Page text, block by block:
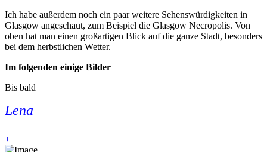
Ich habe außerdem noch ein paar weitere Sehenswürdigkeiten in
Glasgow angeschaut, zum Beispiel die Glasgow Necropolis. Von
oben hat man einen großartigen Blick auf die ganze Stadt, besonders
bei dem herbstlichen Wetter.
Im folgenden einige Bilder
Bis bald
Lena
+